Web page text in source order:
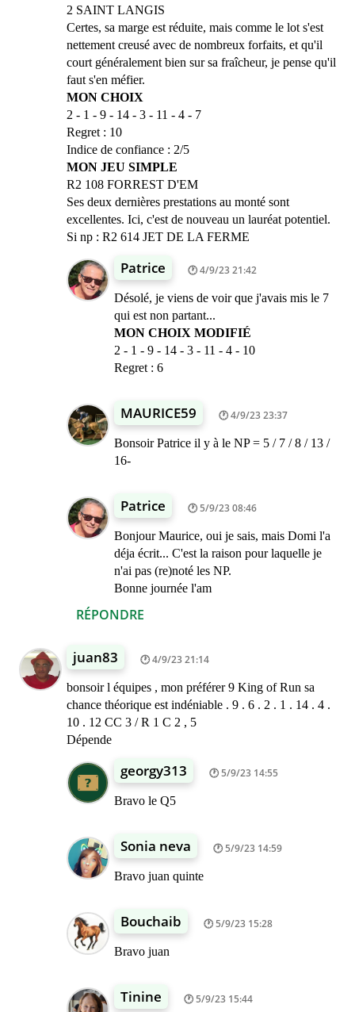
2 SAINT LANGIS
Certes, sa marge est réduite, mais comme le lot s'est
nettement creusé avec de nombreux forfaits, et qu'il
court généralement bien sur sa fraîcheur, je pense qu'il
faut s'en méfier.
MON CHOIX
2 - 1 - 9 - 14 - 3 - 11 - 4 - 7
Regret : 10
Indice de confiance : 2/5
MON JEU SIMPLE
R2 108 FORREST D'EM
Ses deux dernières prestations au monté sont
excellentes. Ici, c'est de nouveau un lauréat potentiel.
Si np : R2 614 JET DE LA FERME
RÉPONDRE
Patrice 4/9/23 21:42
Désolé, je viens de voir que j'avais mis le 7
qui est non partant...
MON CHOIX MODIFIÉ
2 - 1 - 9 - 14 - 3 - 11 - 4 - 10
Regret : 6
MAURICE59 4/9/23 23:37
Bonsoir Patrice il y à le NP = 5 / 7 / 8 / 13 /
16-
Patrice 5/9/23 08:46
Bonjour Maurice, oui je sais, mais Domi l'a
déja écrit... C'est la raison pour laquelle je
n'ai pas (re)noté les NP.
Bonne journée l'am
juan83 4/9/23 21:14
bonsoir l équipes , mon préférer 9 King of Run sa
chance théorique est indéniable . 9 . 6 . 2 . 1 . 14 . 4 .
10 . 12 CC 3 / R 1 C 2 , 5
Dépende
georgy313 5/9/23 14:55
Bravo le Q5
Sonia neva 5/9/23 14:59
Bravo juan quinte
Bouchaib 5/9/23 15:28
Bravo juan
Tinine 5/9/23 15:44